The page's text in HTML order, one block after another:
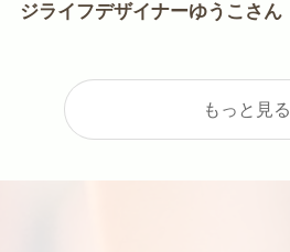
ジライフデザイナーゆうこさん
もっと見る